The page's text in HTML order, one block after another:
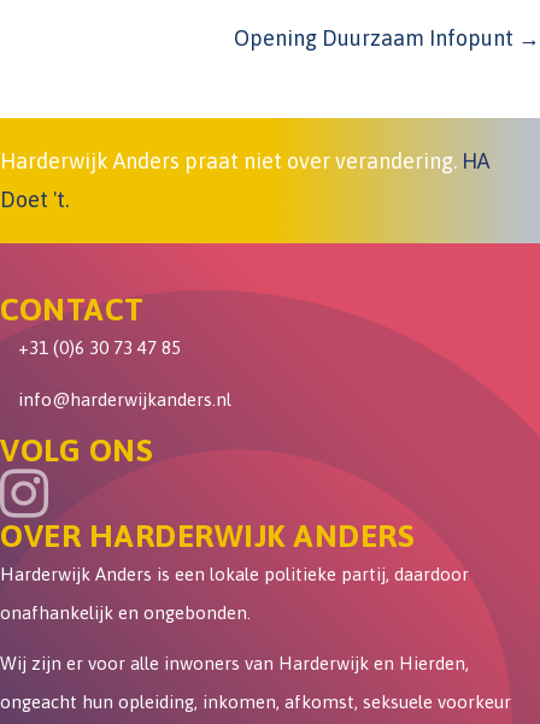
Opening Duurzaam Infopunt →
Harderwijk Anders praat niet over verandering. HA
Doet 't.
CONTACT
+31 (0)6 30 73 47 85
info@harderwijkanders.nl
VOLG ONS
OVER HARDERWIJK ANDERS
Harderwijk Anders is een lokale politieke partij, daardoor
onafhankelijk en ongebonden.
Wij zijn er voor alle inwoners van Harderwijk en Hierden,
ongeacht hun opleiding, inkomen, afkomst, seksuele voorkeur